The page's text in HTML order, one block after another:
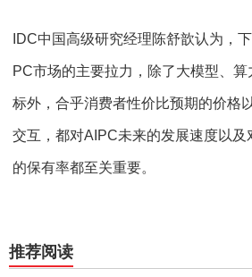
IDC中国高级研究经理陈舒歆认为，
PC市场的主要拉力，除了大模型、
标外，合乎消费者性价比预期的价格
交互，都对AIPC未来的发展速度以
的保有率都至关重要。
推荐阅读